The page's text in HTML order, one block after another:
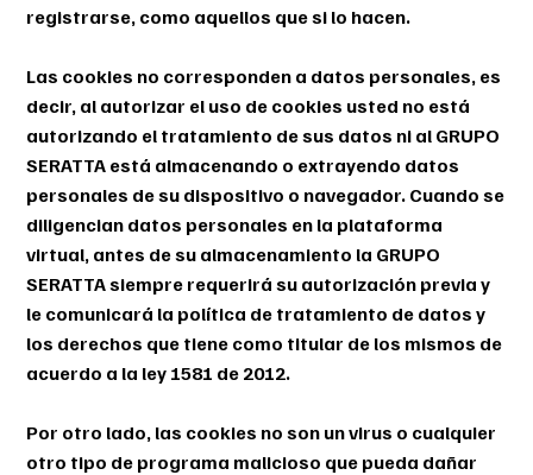
registrarse, como aquellos que si lo hacen.
Las cookies no corresponden a datos personales, es
decir, al autorizar el uso de cookies usted no está
autorizando el tratamiento de sus datos ni al GRUPO
SERATTA está almacenando o extrayendo datos
personales de su dispositivo o navegador. Cuando se
diligencian datos personales en la plataforma
virtual, antes de su almacenamiento la GRUPO
SERATTA siempre requerirá su autorización previa y
le comunicará la política de tratamiento de datos y
los derechos que tiene como titular de los mismos de
acuerdo a la ley 1581 de 2012.
Por otro lado, las cookies no son un virus o cualquier
otro tipo de programa malicioso que pueda dañar